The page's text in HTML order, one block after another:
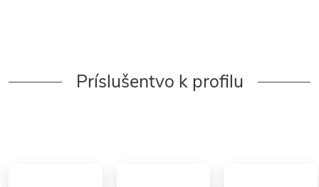
Príslušentvo k profilu